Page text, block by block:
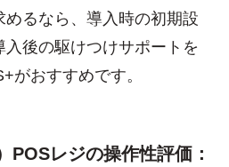
めるなら、導入時の初期設
後の駆けつけサポートを
がおすすめです。
POSレジの操作性評価：